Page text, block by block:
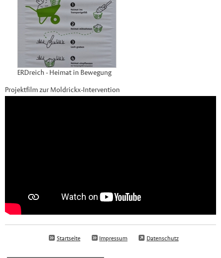
ERDreich - Heimat in Bewegung
Projektfilm zur Moldrickx-Intervention
Startseite Impressum Datenschutz